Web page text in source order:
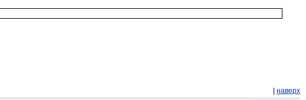
наверх